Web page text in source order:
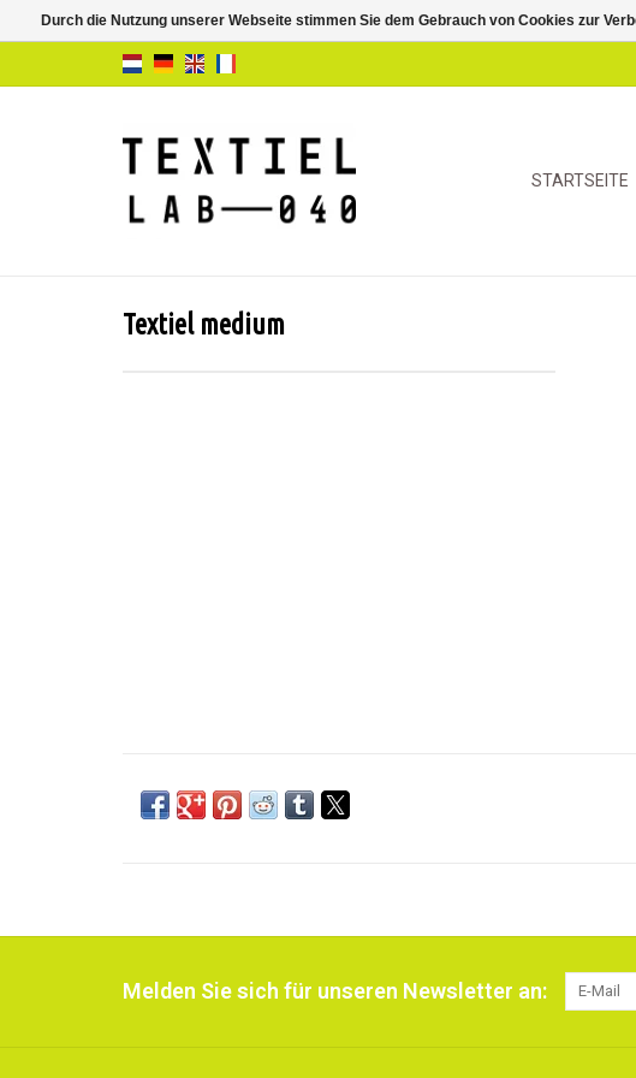
STARTSEITE
Textiel medium
Melden Sie sich für unseren Newsletter an:
Durch die Nutzung unserer Webseite stimmen Sie dem Gebrauch von Cookies zur